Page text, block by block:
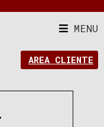
MENU
AREA CLIENTE